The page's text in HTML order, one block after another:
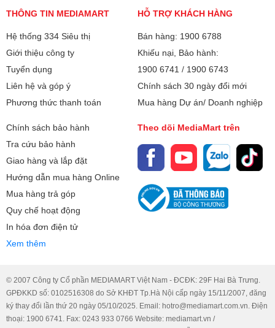
Trung Quốc
THÔNG TIN MEDIAMART
Hệ thống 334 Siêu thị
Giới thiệu công ty
Tuyển dụng
Liên hệ và góp ý
Phương thức thanh toán
HỖ TRỢ KHÁCH HÀNG
Bán hàng: 1900 6788
Khiếu nại, Bảo hành:
1900 6741 / 1900 6743
Chính sách 30 ngày đổi mới
Mua hàng Dự án/ Doanh nghiệp
Chính sách bảo hành
Tra cứu bảo hành
Giao hàng và lắp đặt
Hướng dẫn mua hàng Online
Mua hàng trả góp
Quy chế hoạt động
In hóa đơn điện tử
Xem thêm
Theo dõi MediaMart trên
© 2007 Công ty Cổ phần MEDIAMART Việt Nam - ĐCĐK: 29F Hai Bà Trưng.
GPĐKKD số: 0102516308 do Sở KHĐT Tp.Hà Nội cấp ngày 15/11/2007, đăng
ký thay đổi lần thứ 20 ngày 05/10/2025. Email: hotro@mediamart.com.vn. Điện
thoại: 1900 6741. Fax: 0243 933 0766 Website: mediamart.vn /